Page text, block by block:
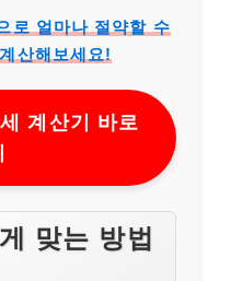
로 얼마나 절약할 수
산해보세요!
계산기 바로
맞는 방법